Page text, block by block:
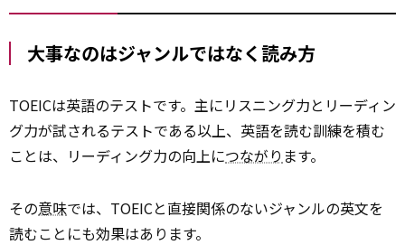
大事なのはジャンルではなく読み方
TOEICは英語のテストです。主にリスニング力とリーディン
グ力が試されるテストである以上、英語を読む訓練を積む
ことは、リーディング力の向上につながり ます。
その意味では、TOEICと直接関係のないジャンルの英文を
読むことにも効果はあります。